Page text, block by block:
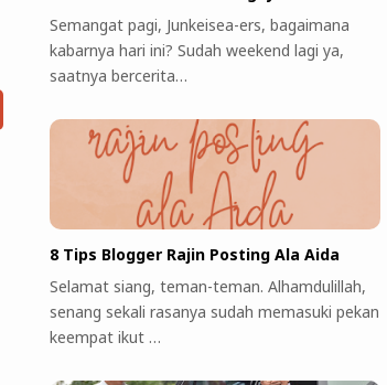
Semangat pagi, Junkeisea-ers, bagaimana
kabarnya hari ini? Sudah weekend lagi ya,
saatnya bercerita…
8 Tips Blogger Rajin Posting Ala Aida
Selamat siang, teman-teman. Alhamdulillah,
senang sekali rasanya sudah memasuki pekan
keempat ikut …